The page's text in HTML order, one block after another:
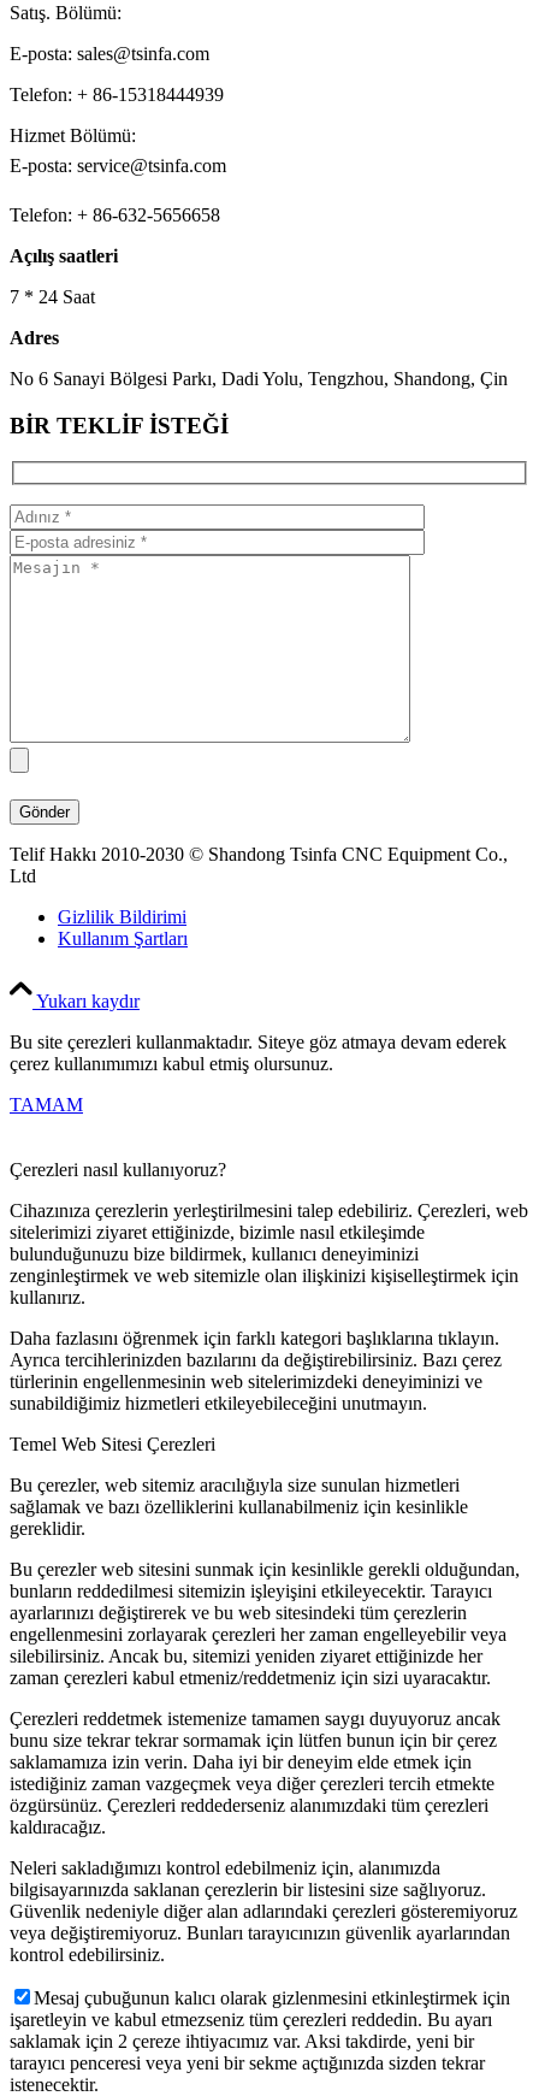
Satış. Bölümü:
E-posta: sales@tsinfa.com
Telefon: + 86-15318444939
Hizmet Bölümü:
E-posta: service@tsinfa.com
Telefon: + 86-632-5656658
Açılış saatleri
7 * 24 Saat
Adres
No 6 Sanayi Bölgesi Parkı, Dadi Yolu, Tengzhou, Shandong, Çin
BİR TEKLİF İSTEĞİ
Telif Hakkı 2010-2030 © Shandong Tsinfa CNC Equipment Co.,
Ltd
Gizlilik Bildirimi
Kullanım Şartları
Yukarı kaydır
Bu site çerezleri kullanmaktadır. Siteye göz atmaya devam ederek
çerez kullanımımızı kabul etmiş olursunuz.
TAMAM
Çerezleri nasıl kullanıyoruz?
Cihazınıza çerezlerin yerleştirilmesini talep edebiliriz. Çerezleri, web
sitelerimizi ziyaret ettiğinizde, bizimle nasıl etkileşimde
bulunduğunuzu bize bildirmek, kullanıcı deneyiminizi
zenginleştirmek ve web sitemizle olan ilişkinizi kişiselleştirmek için
kullanırız.
Daha fazlasını öğrenmek için farklı kategori başlıklarına tıklayın.
Ayrıca tercihlerinizden bazılarını da değiştirebilirsiniz. Bazı çerez
türlerinin engellenmesinin web sitelerimizdeki deneyiminizi ve
sunabildiğimiz hizmetleri etkileyebileceğini unutmayın.
Temel Web Sitesi Çerezleri
Bu çerezler, web sitemiz aracılığıyla size sunulan hizmetleri
sağlamak ve bazı özelliklerini kullanabilmeniz için kesinlikle
gereklidir.
Bu çerezler web sitesini sunmak için kesinlikle gerekli olduğundan,
bunların reddedilmesi sitemizin işleyişini etkileyecektir. Tarayıcı
ayarlarınızı değiştirerek ve bu web sitesindeki tüm çerezlerin
engellenmesini zorlayarak çerezleri her zaman engelleyebilir veya
silebilirsiniz. Ancak bu, sitemizi yeniden ziyaret ettiğinizde her
zaman çerezleri kabul etmeniz/reddetmeniz için sizi uyaracaktır.
Çerezleri reddetmek istemenize tamamen saygı duyuyoruz ancak
bunu size tekrar tekrar sormamak için lütfen bunun için bir çerez
saklamamıza izin verin. Daha iyi bir deneyim elde etmek için
istediğiniz zaman vazgeçmek veya diğer çerezleri tercih etmekte
özgürsünüz. Çerezleri reddederseniz alanımızdaki tüm çerezleri
kaldıracağız.
Neleri sakladığımızı kontrol edebilmeniz için, alanımızda
bilgisayarınızda saklanan çerezlerin bir listesini size sağlıyoruz.
Güvenlik nedeniyle diğer alan adlarındaki çerezleri gösteremiyoruz
veya değiştiremiyoruz. Bunları tarayıcınızın güvenlik ayarlarından
kontrol edebilirsiniz.
Mesaj çubuğunun kalıcı olarak gizlenmesini etkinleştirmek için
işaretleyin ve kabul etmezseniz tüm çerezleri reddedin. Bu ayarı
saklamak için 2 çereze ihtiyacımız var. Aksi takdirde, yeni bir
tarayıcı penceresi veya yeni bir sekme açtığınızda sizden tekrar
istenecektir.